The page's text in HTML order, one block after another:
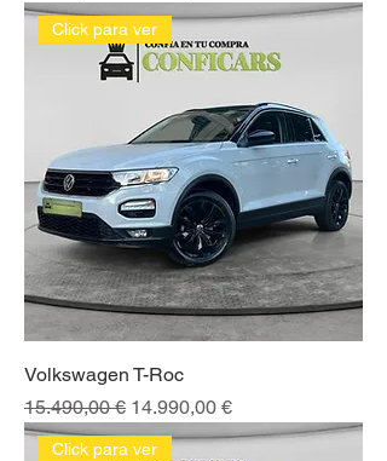
Click para ver
Volkswagen T-Roc
Precio
15.490,00 € Precio de oferta
14.990,00 €
Click para ver